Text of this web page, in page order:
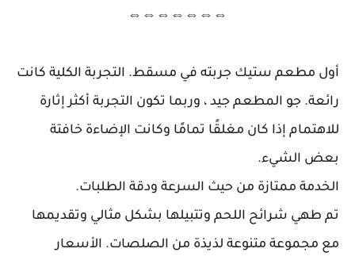
⇔⇔⇔⇔⇔⇔⇔
أول مطعم ستيك جربته في مسقط. التجربة الكلية كانت
رائعة. جو المطعم جيد ، وربما تكون التجربة أكثر إثارة
للاهتمام إذا كان مغلقًا تمامًا وكانت الإضاءة خافتة
بعض الشيء.
الخدمة ممتازة من حيث السرعة ودقة الطلبات.
تم طهي شرائح اللحم وتتبيلها بشكل مثالي وتقديمها
مع مجموعة متنوعة لذيذة من الصلصات. الأسعار